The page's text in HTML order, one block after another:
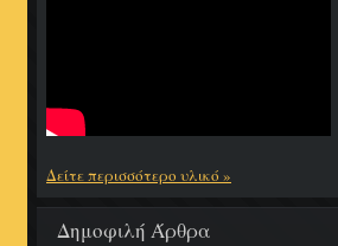
Δείτε περισσότερο υλικό »
Δημοφιλή Άρθρα